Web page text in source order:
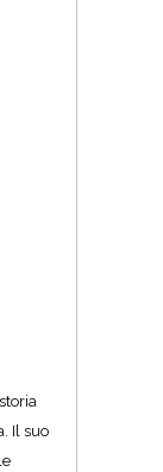
Il suo